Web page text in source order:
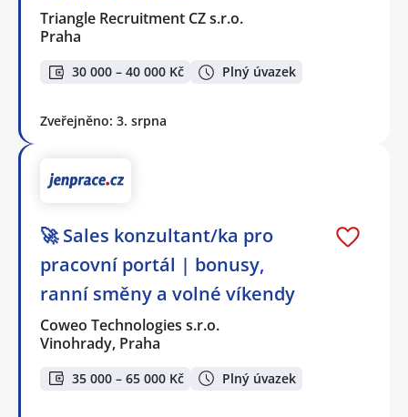
Triangle Recruitment CZ s.r.o.
Praha
30 000 – 40 000 Kč Plný úvazek
Zveřejněno: 3. srpna
🚀 Sales konzultant/ka pro
pracovní portál | bonusy,
ranní směny a volné víkendy
Coweo Technologies s.r.o.
Vinohrady, Praha
35 000 – 65 000 Kč Plný úvazek